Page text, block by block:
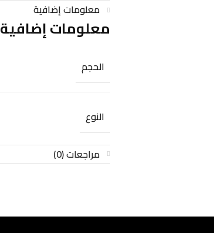
معلومات إضافية
معلومات إضافية
الحجم
النوع
مراجعات (0)